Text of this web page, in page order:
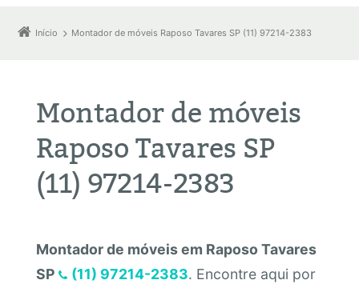
Início Montador de móveis Raposo Tavares SP (11) 97214-2383
Montador de móveis
Raposo Tavares SP
(11) 97214-2383
Montador de móveis em Raposo Tavares
SP
(11) 97214-2383. Encontre aqui por